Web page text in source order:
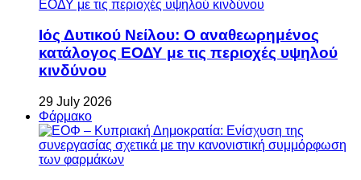
Ιός Δυτικού Νείλου: Ο αναθεωρημένος
κατάλογος ΕΟΔΥ με τις περιοχές υψηλού
κινδύνου
29 July 2026
Φάρμακο